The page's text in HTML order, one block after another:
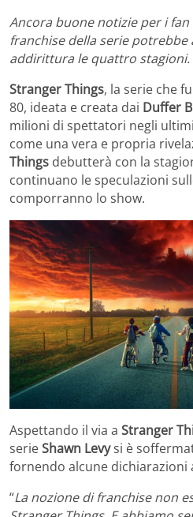
Ancora buone notizie per i fan
franchise della serie
addirittura le quattro stagioni.
StrangerThings, la serie che
80, ideata e creata dai Duffer
milioni di spettatori negli
come una vera e propria
Things debutterà con la
continuano le speculazioni
comporranno lo show.
Aspettando il via a Stranger
serieShawn Levysi è
fornendo alcune dichiarazioni
“La nozione di franchise non